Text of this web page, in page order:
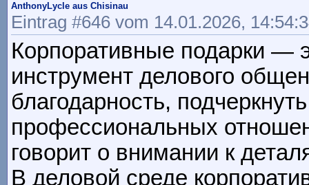
AnthonyLycle aus Chisinau
Eintrag #646 vom 14.01.2026,
Корпоративные подарки —
инструмент делового
благодарность,
профессиональных
говорит о внимании к
В деловой среде